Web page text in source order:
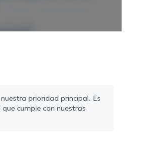
prioridad principal. Es
cumple con nuestras